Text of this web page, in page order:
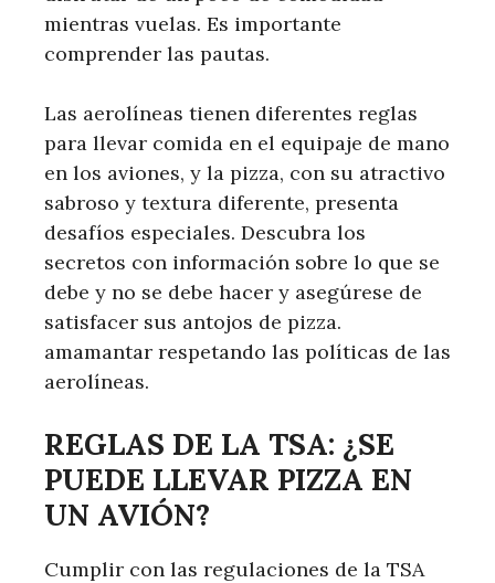
mientras vuelas. Es importante
comprender las pautas.
Las aerolíneas tienen diferentes reglas
para llevar comida en el equipaje de mano
en los aviones, y la pizza, con su atractivo
sabroso y textura diferente, presenta
desafíos especiales. Descubra los
secretos con información sobre lo que se
debe y no se debe hacer y asegúrese de
satisfacer sus antojos de pizza.
amamantar respetando las políticas de las
aerolíneas.
REGLAS DE LA TSA: ¿SE
PUEDE LLEVAR PIZZA EN
UN AVIÓN?
Cumplir con las regulaciones de la TSA